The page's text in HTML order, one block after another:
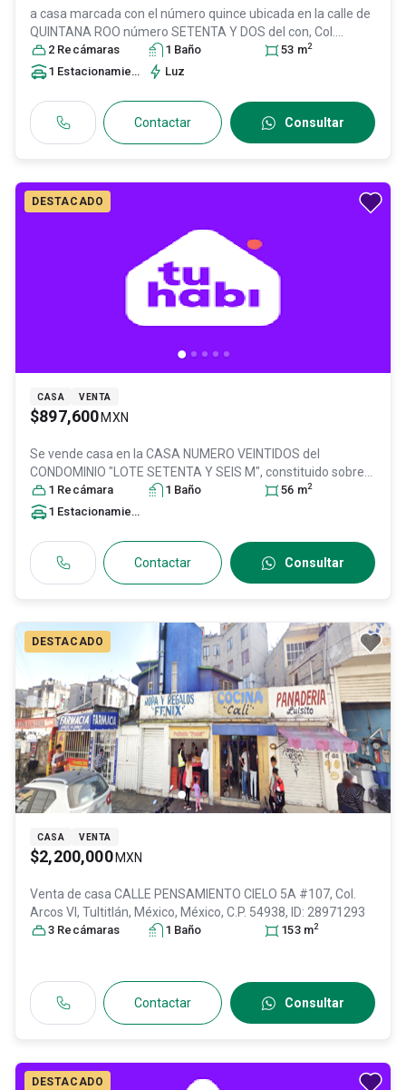
a casa marcada con el número quince ubicada en la calle de
QUINTANA ROO número SETENTA Y DOS del con, Col.
Jardines de los Claustros III,Tultitlán , México, México
54920, ID:31598182
2 Recámaras 1 Baño 53 m2
1 Estacionamiento Luz
Contactar Consultar
DESTACADO
CASA VENTA
$897,600 MXN
Se vende casa en la CASA NUMERO VEINTIDOS del
CONDOMINIO "LOTE SETENTA Y SEIS M", constituido sobre
el lote de terren, Col. Granjas San Pablo,
Tultitlán, México
México, C.P. 54930
1 Recámara 1 Baño 56 m2
1 Estacionamiento
Contactar Consultar
DESTACADO
CASA VENTA
$2,200,000 MXN
Venta de casa CALLE PENSAMIENTO CIELO 5A #107, Col.
Arcos VI, Tultitlán, México, México, C.P. 54938, ID: 28971293
3 Recámaras 1 Baño 153 m2
Contactar Consultar
DESTACADO